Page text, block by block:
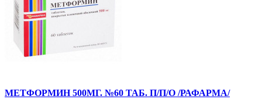
МЕТФОРМИН 500МГ. №60 ТАБ. П/П/О /РАФАРМА/